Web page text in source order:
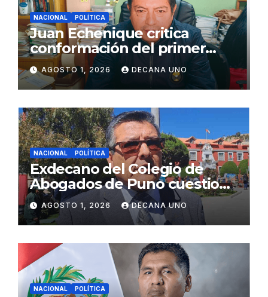
NACIONAL POLÍTICA
Juan Echenique critica
conformación del primer
gabinete ministerial de Keiko
Fujimori
AGOSTO 1, 2026 DECANA UNO
NACIONAL POLÍTICA
Exdecano del Colegio de
Abogados de Puno cuestiona
propuestas sobre seguridad
ciudadana
AGOSTO 1, 2026 DECANA UNO
NACIONAL POLÍTICA